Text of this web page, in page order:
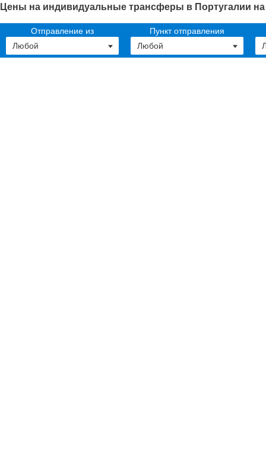
Цены на индивидуальные трансферы в Португалии на
Отправление из Пункт отправления